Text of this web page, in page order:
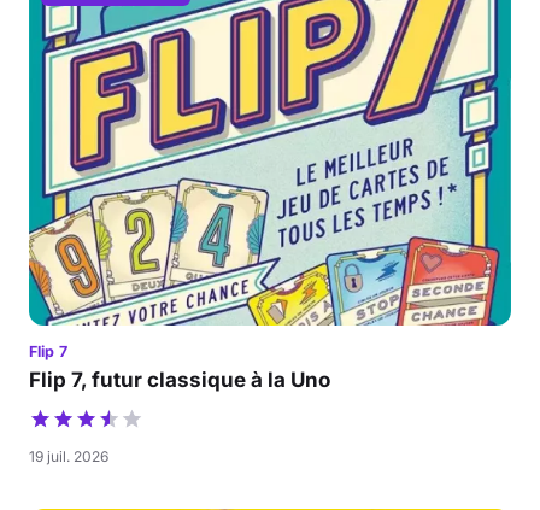
Flip 7
Flip 7, futur classique à la Uno
19 juil. 2026